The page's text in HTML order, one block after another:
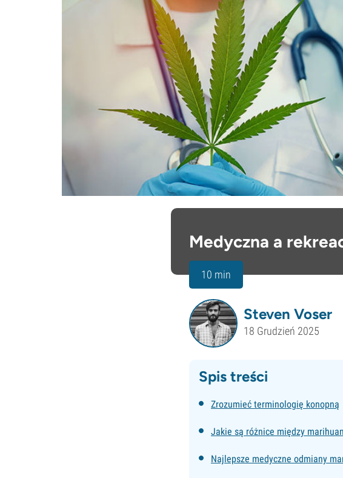
Medyczna a
10 min
Steven Voser
18 Grudzień 2025
Spis treści
Zrozumieć terminologię konopną
Jakie są różnice między
Najlepsze medyczne odmiany